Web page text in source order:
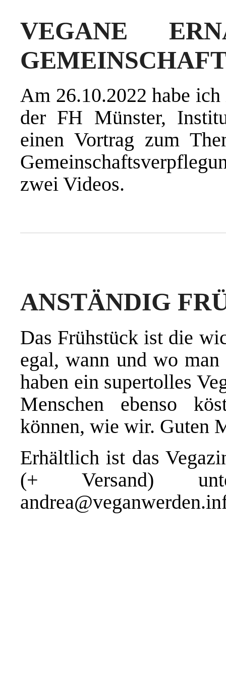
VEGANE
Am 26.10.2022 habe
der FH Münster,
einen Vortrag zum
zwei Videos.
ANSTÄNDIG
Das Frühstück ist die
egal, wann und wo
haben ein supertolles
Menschen ebenso
können, wie wir. Guten
Erhältlich ist das
(+ Versand)